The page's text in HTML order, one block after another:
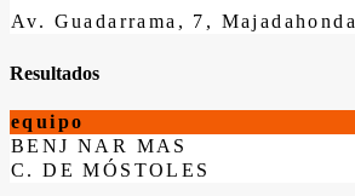
Av. Guadarrama, 7, Majadahonda
Resultados
equipo
BENJ NAR MAS
C. DE MÓSTOLES